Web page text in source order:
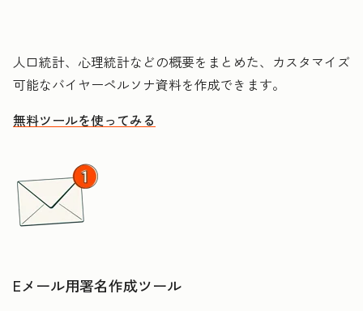
人口統計、心理統計などの概要をまとめた、カスタマイズ
可能なバイヤーペルソナ資料を作成できます。
無料ツールを使ってみる
Eメール用署名作成ツール